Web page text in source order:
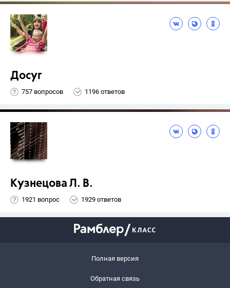
Досуг
757 вопросов 1196 ответов
Кузнецова Л. В.
1921 вопрос 1929 ответов
Полная версия
Обратная связь